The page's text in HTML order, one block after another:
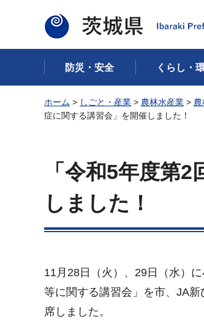
茨城県
防災・安全 くらし・
ホーム > しごと・産業 > 農林水産業 >
症に関する講習会」を開催しました！
「令和5年度第
しました！
11月28日（火）、29日（水）
等に関する講習会」を市、JA
席しました。